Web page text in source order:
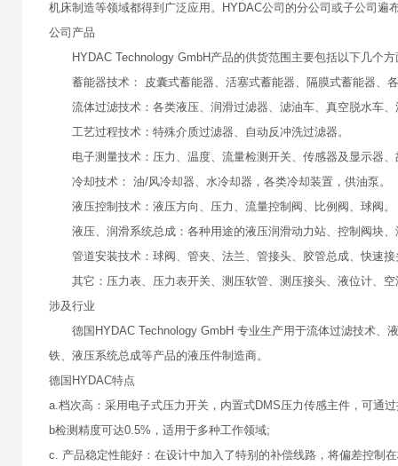
机床制造等领域都得到广泛应用。HYDAC公司的分公司或子公司遍
公司产品
HYDAC Technology GmbH产品的供货范围主要包括以下几个
蓄能器技术： 皮囊式蓄能器、活塞式蓄能器、隔膜式蓄能器、
流体过滤技术：各类液压、润滑过滤器、滤油车、真空脱水车
工艺过程技术：特殊介质过滤器、自动反冲洗过滤器。
电子测量技术：压力、温度、流量检测开关、传感器及显示器
冷却技术： 油/风冷却器、水冷却器，各类冷却装置，供油泵。
液压控制技术：液压方向、压力、流量控制阀、比例阀、球阀。
液压、润滑系统总成：各种用途的液压润滑动力站、控制阀块
管道安装技术：球阀、管夹、法兰、管接头、胶管总成、快速
其它：压力表、压力表开关、测压软管、测压接头、液位计、
涉及行业
德国HYDAC Technology GmbH 专业生产用于流体过滤技术、
铁、液压系统总成等产品的液压件制造商。
德国HYDAC特点
a.档次高：采用电子式压力开关，内置式DMS压力传感主件，可通
b检测精度可达0.5%，适用于多种工作领域;
c. 产品稳定性能好：在设计中加入了特别的补偿线路，将偏差控制